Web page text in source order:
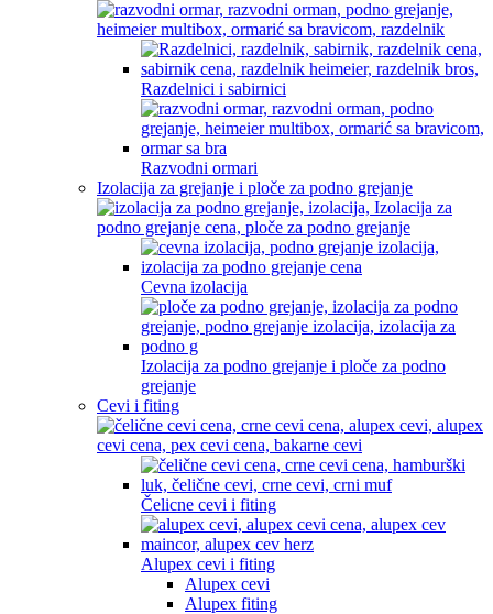
Razdelnici i sabirnici
Razvodni ormari
Izolacija za grejanje i ploče za podno grejanje
Cevna izolacija
Izolacija za podno grejanje i ploče za podno
grejanje
Cevi i fiting
Čelicne cevi i fiting
Alupex cevi i fiting
Alupex cevi
Alupex fiting